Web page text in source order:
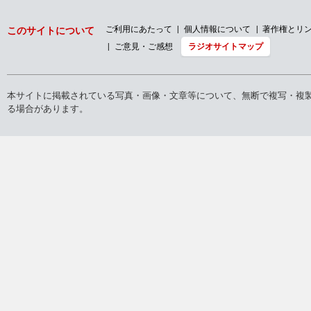
このサイトについて ご利用にあたって 個人情報について
著作権とリ
ご意見・ご感想
ラジオサイトマップ
本サイトに掲載されている写真・画像・文章等について、無断で複写・
る場合があります。